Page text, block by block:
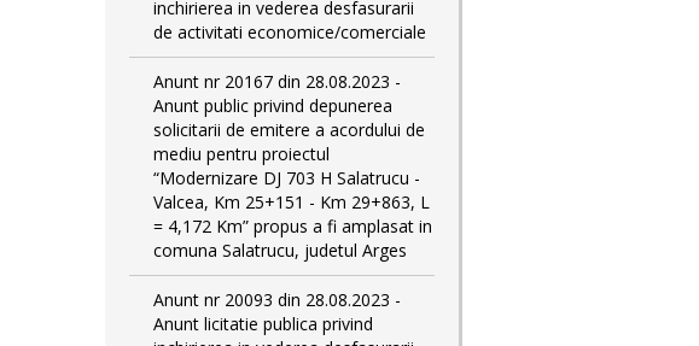
inchirierea in vederea desfasurarii
de activitati economice/comerciale
Anunt nr 20167 din 28.08.2023 -
Anunt public privind depunerea
solicitarii de emitere a acordului de
mediu pentru proiectul
“Modernizare DJ 703 H Salatrucu -
Valcea, Km 25+151 - Km 29+863, L
= 4,172 Km” propus a fi amplasat in
comuna Salatrucu, judetul Arges
Anunt nr 20093 din 28.08.2023 -
Anunt licitatie publica privind